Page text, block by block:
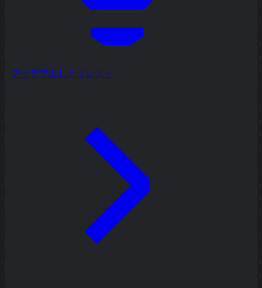
アイデア出しとブレスト